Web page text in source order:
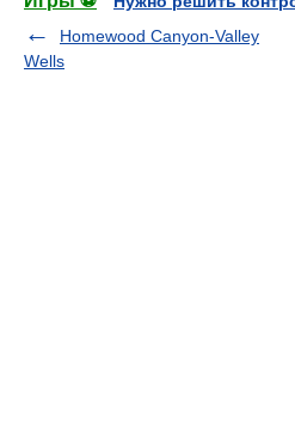
Homewood Canyon-Valley
Wells